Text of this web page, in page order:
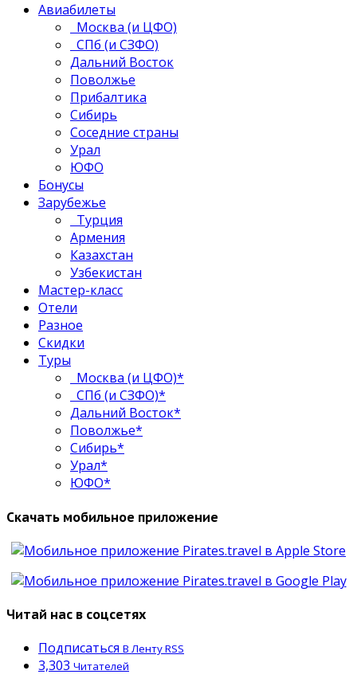
Авиабилеты
Москва (и ЦФО)
СПб (и СЗФО)
Дальний Восток
Поволжье
Прибалтика
Сибирь
Соседние страны
Урал
ЮФО
Бонусы
Зарубежье
Турция
Армения
Казахстан
Узбекистан
Мастер-класс
Отели
Разное
Скидки
Туры
Москва (и ЦФО)*
СПб (и СЗФО)*
Дальний Восток*
Поволжье*
Сибирь*
Урал*
ЮФО*
Скачать мобильное приложение
Читай нас в соцсетях
Подписаться В Ленту RSS
3,303 Читателей